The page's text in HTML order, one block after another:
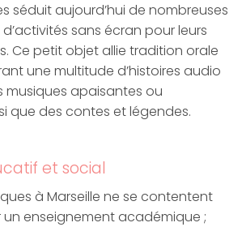
séduit aujourd’hui de nombreuses
sans écran pour leurs
Ce petit objet allie tradition orale
une multitude d’histoires audio
musiques apaisantes ou
que des contes et légendes.
et social
à Marseille ne se contentent
enseignement académique ;